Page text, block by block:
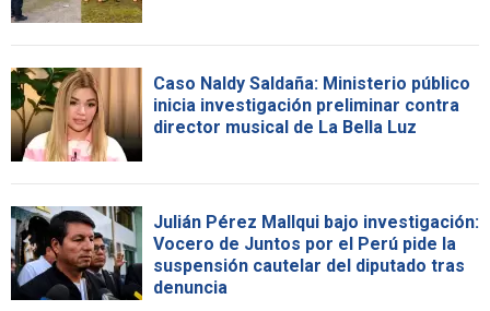
Caso Naldy Saldaña: Ministerio público
inicia investigación preliminar contra
director musical de La Bella Luz
Julián Pérez Mallqui bajo investigación:
Vocero de Juntos por el Perú pide la
suspensión cautelar del diputado tras
denuncia